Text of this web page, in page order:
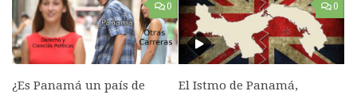
0
¿Es Panamá un país de
0
El Istmo de Panamá,